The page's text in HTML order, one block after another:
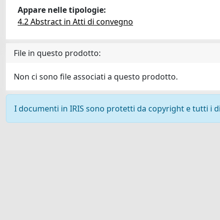
Appare nelle tipologie:
4.2 Abstract in Atti di convegno
File in questo prodotto:
Non ci sono file associati a questo prodotto.
I documenti in IRIS sono protetti da copyright e tutti i